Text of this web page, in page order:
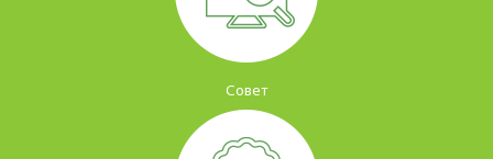
Совет